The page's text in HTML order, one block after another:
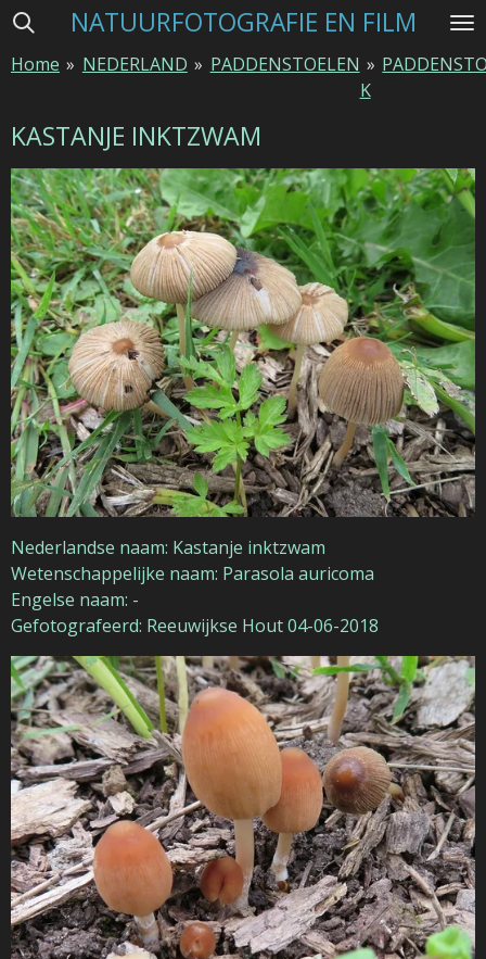
Ga
naar
hoofdinhoud
NATUURFOTOGRAFIE EN FILM
Home » NEDERLAND » PADDENSTOELEN »
K
KASTANJE INKTZWAM
Nederlandse naam: Kastanje inktzwam
Wetenschappelijke naam: Parasola auricoma
Engelse naam: -
Gefotografeerd: Reeuwijkse Hout 04-06-2018